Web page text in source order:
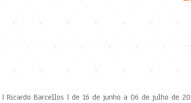
Ricardo Barcellos | de 16 de junho a 06 de julho de